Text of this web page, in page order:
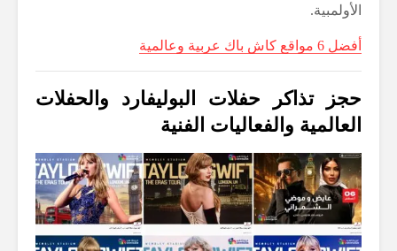
الأولمبية.
أفضل 6 مواقع كاش باك عربية وعالمية
حجز تذاكر حفلات البوليفارد والحفلات
العالمية والفعاليات الفنية